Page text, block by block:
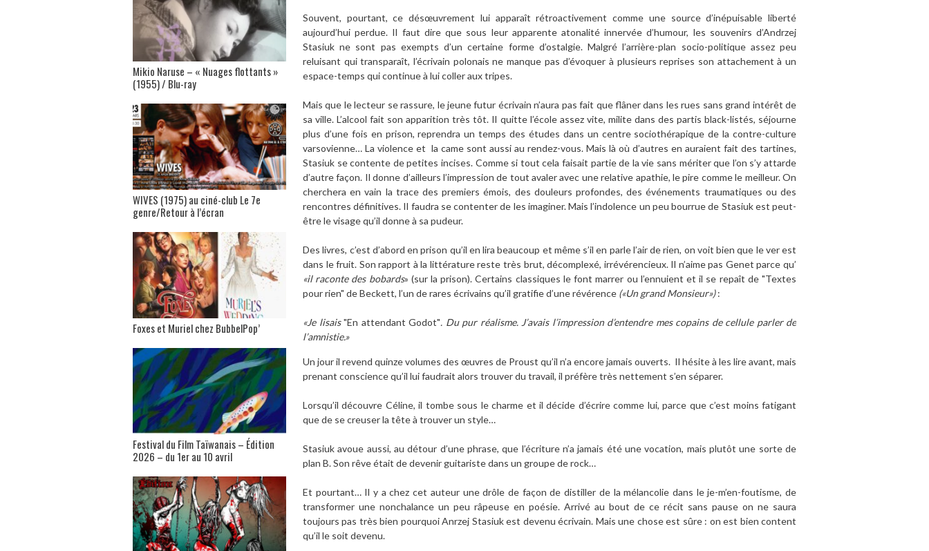
Souvent, pourtant, ce désœuvrement lui apparaît rétroactivement comme une source d’inépuisable liberté
aujourd’hui perdue. Il faut dire que sous leur apparente atonalité innervée d’humour, les souvenirs d’Andrzej
Stasiuk ne sont pas exempts d’un certaine forme d’ostalgie. Malgré l’arrière-plan socio-politique assez peu
reluisant qui transparaît, l’écrivain polonais ne manque pas d’évoquer à plusieurs reprises son attachement à un
espace-temps qui continue à lui coller aux tripes.
Mais que le lecteur se rassure, le jeune futur écrivain n’aura pas fait que flâner dans les rues sans grand intérêt de
sa ville. L’alcool fait son apparition très tôt. Il quitte l’école assez vite, milite dans des partis black-listés, séjourne
plus d’une fois en prison, reprendra un temps des études dans un centre sociothérapique de la contre-culture
varsovienne… La violence et la came sont aussi au rendez-vous. Mais là où d’autres en auraient fait des tartines,
Stasiuk se contente de petites incises. Comme si tout cela faisait partie de la vie sans mériter que l’on s’y attarde
d’autre façon. Il donne d’ailleurs l’impression de tout avaler avec une relative apathie, le pire comme le meilleur. On
cherchera en vain la trace des premiers émois, des douleurs profondes, des événements traumatiques ou des
rencontres définitives. Il faudra se contenter de les imaginer. Mais l’indolence un peu bourrue de Stasiuk est peut-
être le visage qu’il donne à sa pudeur.
Des livres, c’est d’abord en prison qu’il en lira beaucoup et même s’il en parle l’air de rien, on voit bien que le ver est
dans le fruit. Son rapport à la littérature reste très brut, décomplexé, irrévérencieux. Il n’aime pas Genet parce qu’
«il raconte des bobards» (sur la prison). Certains classiques le font marrer ou l’ennuient et il se repaît de "Textes
pour rien" de Beckett, l’un de rares écrivains qu’il gratifie d’une révérence («Un grand Monsieur»):
«Je lisais"En attendant Godot". Du pur réalisme. J’avais l’impression d’entendre mes copains de cellule parler de
l’amnistie.»
Un jour il revend quinze volumes des œuvres de Proust qu’il n’a encore jamais ouverts. Il hésite à les lire avant, mais
prenant conscience qu’il lui faudrait alors trouver du travail, il préfère très nettement s’en séparer.
Lorsqu’il découvre Céline, il tombe sous le charme et il décide d’écrire comme lui, parce que c’est moins fatigant
que de se creuser la tête à trouver un style…
Stasiuk avoue aussi, au détour d’une phrase, que l’écriture n’a jamais été une vocation, mais plutôt une sorte de
plan B. Son rêve était de devenir guitariste dans un groupe de rock…
Et pourtant… Il y a chez cet auteur une drôle de façon de distiller de la mélancolie dans le je-m’en-foutisme, de
transformer une nonchalance un peu râpeuse en poésie. Arrivé au bout de ce récit sans pause on ne saura
toujours pas très bien pourquoi Anrzej Stasiuk est devenu écrivain. Mais une chose est sûre : on est bien content
qu’il le soit devenu.
Mikio Naruse – « Nuages flottants »
(1955) / Blu-ray
WIVES (1975) au ciné-club Le 7e
genre/Retour à l’écran
Foxes et Muriel chez BubbelPop’
Festival du Film Taïwanais – Édition
2026 – du 1er au 10 avril